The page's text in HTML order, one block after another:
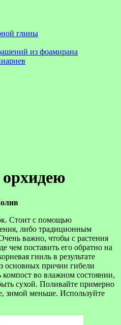
глины
из фоамирана
Стоит с помощью
либо традиционным
важно, чтобы с растения
чем поставить его обратно на
гниль в результате
основных причин гибели
во влажном состоянии,
сухой. Поливайте примерно
зимой меньше. Используйте